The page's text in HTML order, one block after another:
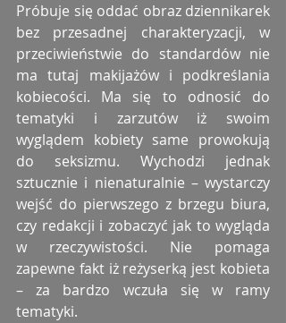
Próbuje się oddać obraz dziennikarek
bez przesadnej charakteryzacji, w
przeciwieństwie do standardów nie
ma tutaj makijażów i podkreślania
kobiecości. Ma się to odnosić do
tematyki i zarzutów iż swoim
wyglądem kobiety same prowokują
do seksizmu. Wychodzi jednak
sztucznie i nienaturalnie – wystarczy
wejść do pierwszego z brzegu biura,
czy redakcji i zobaczyć jak to wygląda
w rzeczywistości. Nie pomaga
zapewne fakt iż reżyserką jest kobieta
– za bardzo wczuła się w ramy
tematyki.